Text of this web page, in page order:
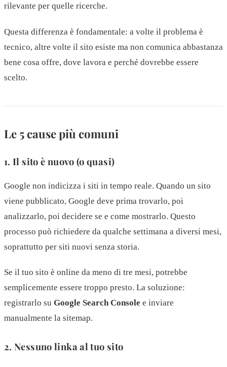
rilevante per quelle ricerche.
Questa differenza è fondamentale: a volte il problema è
tecnico, altre volte il sito esiste ma non comunica abbastanza
bene cosa offre, dove lavora e perché dovrebbe essere
scelto.
Le 5 cause più comuni
1. Il sito è nuovo (o quasi)
Google non indicizza i siti in tempo reale. Quando un sito
viene pubblicato, Google deve prima trovarlo, poi
analizzarlo, poi decidere se e come mostrarlo. Questo
processo può richiedere da qualche settimana a diversi mesi,
soprattutto per siti nuovi senza storia.
Se il tuo sito è online da meno di tre mesi, potrebbe
semplicemente essere troppo presto. La soluzione:
registrarlo su Google Search Console e inviare
manualmente la sitemap.
2. Nessuno linka al tuo sito